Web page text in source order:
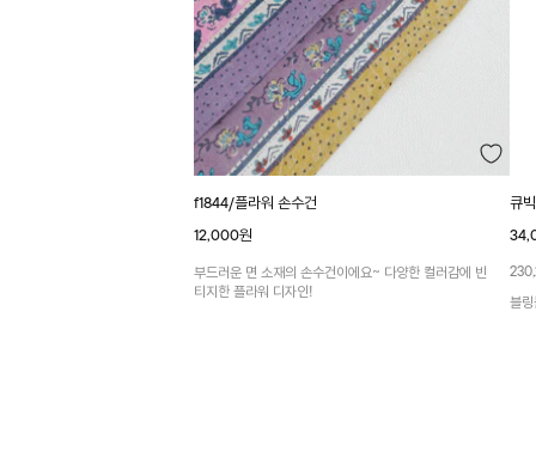
f1844/플라워 손수건
12,000원
부드러운 면 소재의 손수건이에요~ 다양한 컬러감에 빈
티지한 플라워 디자인!
큐
블링